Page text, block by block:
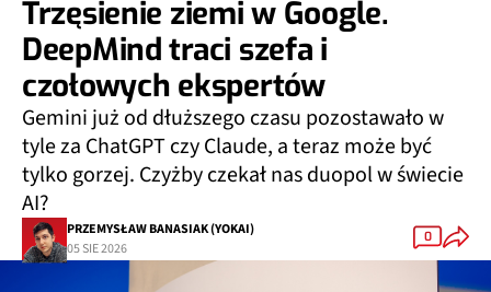
Trzęsienie ziemi w Google.
DeepMind traci szefa i
czołowych ekspertów
Gemini już od dłuższego czasu pozostawało w
tyle za ChatGPT czy Claude, a teraz może być
tylko gorzej. Czyżby czekał nas duopol w świecie
AI?
PRZEMYSŁAW BANASIAK (YOKAI)
05 SIE 2026
0